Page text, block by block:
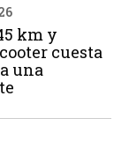
km y
cuesta
una